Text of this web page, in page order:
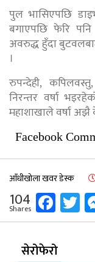
पुल भासिएपछि
बगाएपछि फेरि
अवरुद्ध हुँदा
।
रुपन्देही,
निरन्तर वर्षा
महाशाखाले वर्षा अझै
Facebook
आँधीखोला खवर डेस्क
104
Shares
सेरोफेरो